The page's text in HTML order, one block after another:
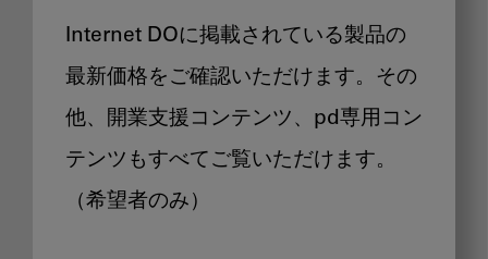
Internet DOに掲載されている製品の
最新価格をご確認いただけます。その
他、開業支援コンテンツ、pd専用コン
テンツもすべてご覧いただけます。
（希望者のみ）